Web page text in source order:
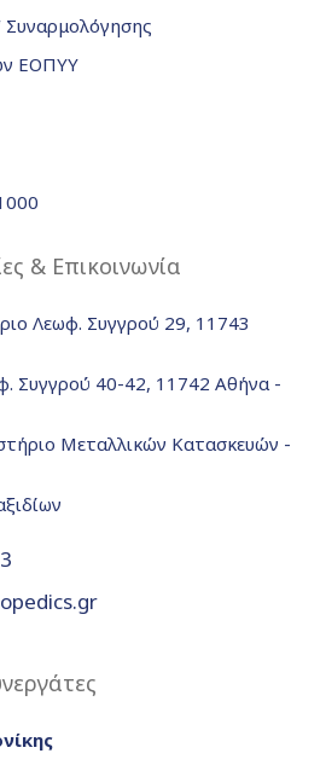
ΕΟΠΥΥ
& Επικοινωνία
Λεωφ. Συγγρού 29, 11743
Συγγρού 40-42, 11742 Αθήνα -
Μεταλλικών Κατασκευών -